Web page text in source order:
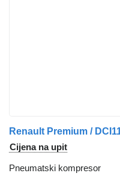
Cijena na upit
Pneumatski kompresor